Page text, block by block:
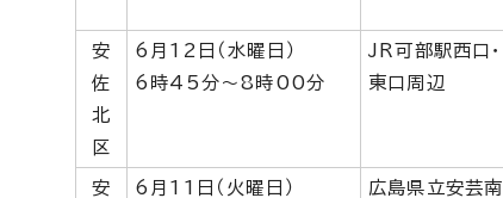
安
佐
北
区
6月12日（水曜日）
6時45分～8時00分
JR可部駅西口・
東口周辺
安
6月11日（火曜日）
広島県立安芸南